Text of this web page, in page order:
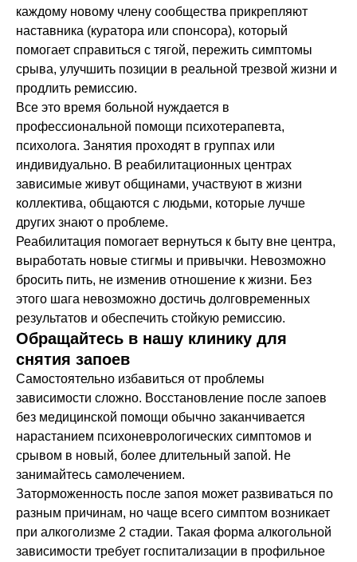
каждому новому члену сообщества прикрепляют
наставника (куратора или спонсора), который
помогает справиться с тягой, пережить симптомы
срыва, улучшить позиции в реальной трезвой жизни и
продлить ремиссию.
Все это время больной нуждается в
профессиональной помощи психотерапевта,
психолога. Занятия проходят в группах или
индивидуально. В реабилитационных центрах
зависимые живут общинами, участвуют в жизни
коллектива, общаются с людьми, которые лучше
других знают о проблеме.
Реабилитация помогает вернуться к быту вне центра,
выработать новые стигмы и привычки. Невозможно
бросить пить, не изменив отношение к жизни. Без
этого шага невозможно достичь долговременных
результатов и обеспечить стойкую ремиссию.
Обращайтесь в нашу клинику для
снятия запоев
Самостоятельно избавиться от проблемы
зависимости сложно. Восстановление после запоев
без медицинской помощи обычно заканчивается
нарастанием психоневрологических симптомов и
срывом в новый, более длительный запой. Не
занимайтесь самолечением.
Заторможенность после запоя может развиваться по
разным причинам, но чаще всего симптом возникает
при алкоголизме 2 стадии. Такая форма алкогольной
зависимости требует госпитализации в профильное